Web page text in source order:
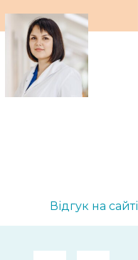
Відгук на сайті